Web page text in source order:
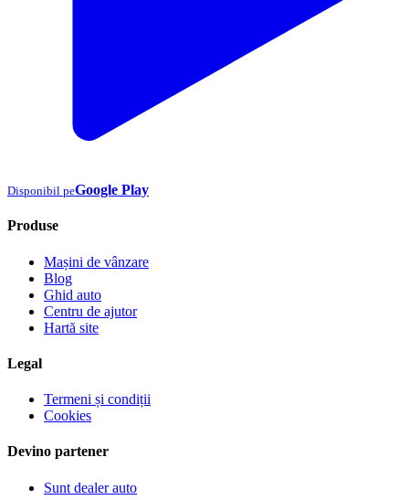
Disponibil peGoogle Play
Produse
Mașini de vânzare
Blog
Ghid auto
Centru de ajutor
Hartă site
Legal
Termeni și condiții
Cookies
Devino partener
Sunt dealer auto